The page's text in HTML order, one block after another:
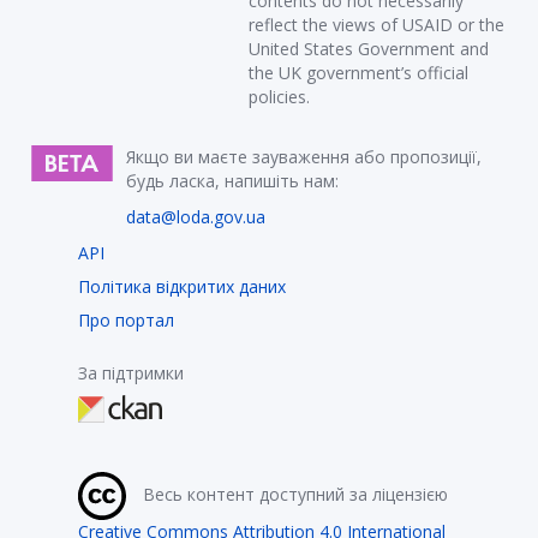
reflect the views of USAID or the
United States Government and
the UK government’s official
policies.
Якщо ви маєте зауваження або пропозиції,
будь ласка, напишіть нам:
data@loda.gov.ua
API
Політика відкритих даних
Про портал
За підтримки
Весь контент доступний за ліцензією
Creative Commons Attribution 4.0 International